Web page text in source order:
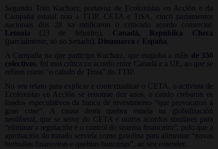
Segundo Tom Kucharz, portavoz de Ecoloxistas en Acción e da
Campaña estatal non a TTIP, CETA e TiSA, cinco parlamentos
nacionais dos 28 xa ratificaron o criticado acordo comercial:
Letonia (23 de febreiro), Canadá, República Checa
(parcialmente, só no Senado), Dinamarca e España
A Campaña na que participa Kucharz, que engloba a máis de 350
colectivos, foi moi crítica co acordo entre Canadá e a UE, ao que se
refiren como “o cabalo de Troia” do TTIP.
No seu relato para explicar e contextualizar o CETA, o activista de
Ecoloxistas en Acción se retrotrae dez anos, a cando crebaron os
fondos especulativos da banca de investimento “que provocaron a
gran crise”. A causa desta quebra estaría na globalización
neoliberal, que se serve do CETA e outros acordos similares para
“eliminar a regulación e o control do sistema financeiro”, polo que a
aprobación do tratado serviría como gasolina para alimentar “novas
burbullas financeiras e quebras bancarias”, ao seu entender.